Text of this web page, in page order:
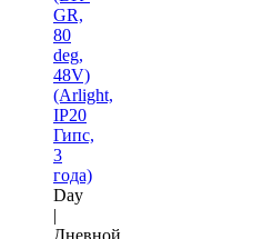
GR,
80
deg,
48V)
(Arlight,
IP20
Гипс,
3
года)
Day
|